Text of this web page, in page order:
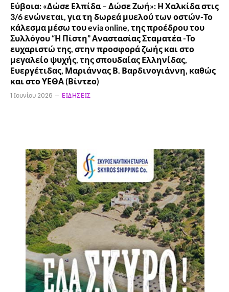
Εύβοια: «Δώσε Ελπίδα – Δώσε Ζωή»: Η Χαλκίδα στις
3/6 ενώνεται, για τη δωρεά μυελού των οστών-Το
κάλεσμα μέσω του evia online, της προέδρου του
Συλλόγου “Η Πίστη” Αναστασίας Σταματέα -Το
ευχαριστώ της, στην προσφορά ζωής και στο
μεγαλείο ψυχής, της σπουδαίας Ελληνίδας,
Ευεργέτιδας, Μαριάννας Β. Βαρδινογιάννη, καθώς
και στο ΥΕΘΑ (Βίντεο)
1 Ιουνίου 2026 ΕΙΔΉΣΕΙΣ